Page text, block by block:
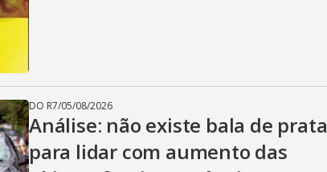
DO R7/05/08/2026
Análise: não existe bala de prata
para lidar com aumento das